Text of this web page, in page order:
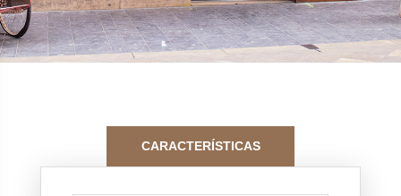
CARACTERÍSTICAS